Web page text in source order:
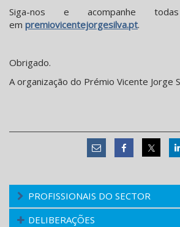
Siga-nos e acompanhe
em premiovicentejorgesilva.pt.
Obrigado.
A organização do Prémio Vicente Jorge
PROFISSIONAIS DO SECTOR
DELIBERAÇÕES